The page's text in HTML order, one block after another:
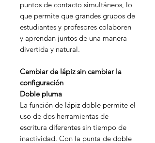
puntos de contacto simultáneos, lo
que permite que grandes grupos de
estudiantes y profesores colaboren
y aprendan juntos de una manera
divertida y natural.
Cambiar de lápiz sin cambiar la
configuración
Doble pluma
La función de lápiz doble permite el
uso de dos herramientas de
escritura diferentes sin tiempo de
inactividad. Con la punta de doble